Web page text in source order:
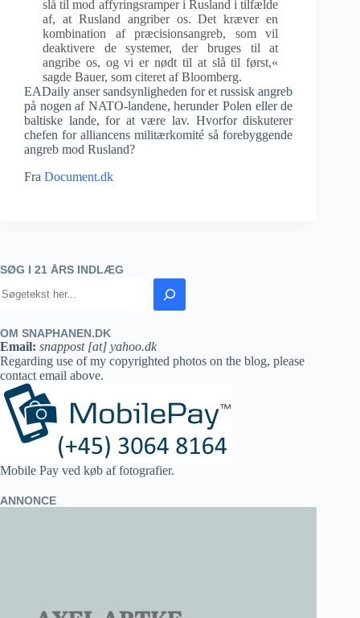
slå til mod affyringsramper i Rusland i tilfælde
af, at Rusland angriber os. Det kræver en
kombination af præcisionsangreb, som vil
deaktivere de systemer, der bruges til at
angribe os, og vi er nødt til at slå til først,«
sagde Bauer, som citeret af Bloomberg.
EADaily anser sandsynligheden for et russisk angreb
på nogen af NATO-landene, herunder Polen eller de
baltiske lande, for at være lav. Hvorfor diskuterer
chefen for alliancens militærkomité så forebyggende
angreb mod Rusland?
Fra Document.dk
SØG I 21 ÅRS INDLÆG
OM SNAPHANEN.DK
Email: snappost [at] yahoo.dk
Regarding use of my copyrighted photos on the blog, please
contact email above.
Mobile Pay ved køb af fotografier.
ANNONCE